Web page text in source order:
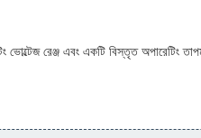
রেঞ্জ এবং একটি বিস্তৃত অপারেটিং